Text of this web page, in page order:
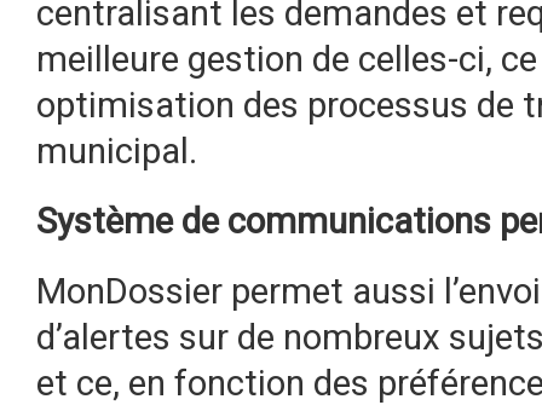
centralisant les demandes et
meilleure gestion de celles-ci,
optimisation des processus de
municipal.
Système de communications
MonDossier permet aussi
d’alertes sur de nombreux
et ce, en fonction des